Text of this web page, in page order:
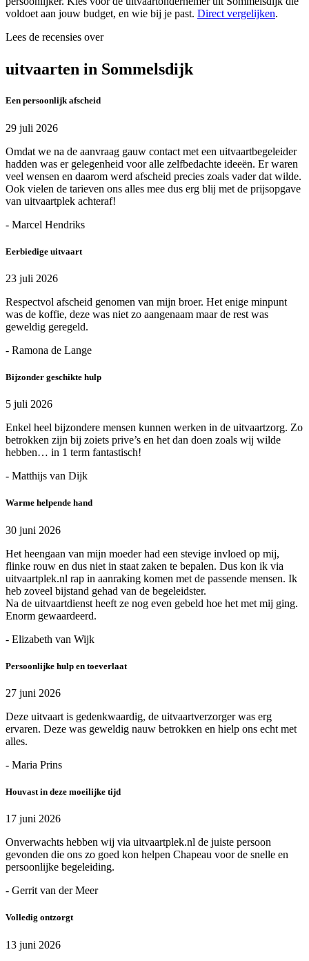
voldoet aan jouw budget, en wie bij je past. Direct vergelijken.
Lees de recensies over
uitvaarten in Sommelsdijk
Een persoonlijk afscheid
29 juli 2026
Omdat we na de aanvraag gauw contact met een uitvaartbegeleider
hadden was er gelegenheid voor alle zelfbedachte ideeën. Er waren
veel wensen en daarom werd afscheid precies zoals vader dat wilde.
Ook vielen de tarieven ons alles mee dus erg blij met de prijsopgave
van uitvaartplek achteraf!
- Marcel Hendriks
Eerbiedige uitvaart
23 juli 2026
Respectvol afscheid genomen van mijn broer. Het enige minpunt
was de koffie, deze was niet zo aangenaam maar de rest was
geweldig geregeld.
- Ramona de Lange
Bijzonder geschikte hulp
5 juli 2026
Enkel heel bijzondere mensen kunnen werken in de uitvaartzorg. Zo
betrokken zijn bij zoiets prive’s en het dan doen zoals wij wilde
hebben… in 1 term fantastisch!
- Matthijs van Dijk
Warme helpende hand
30 juni 2026
Het heengaan van mijn moeder had een stevige invloed op mij,
flinke rouw en dus niet in staat zaken te bepalen. Dus kon ik via
uitvaartplek.nl rap in aanraking komen met de passende mensen. Ik
heb zoveel bijstand gehad van de begeleidster.
Na de uitvaartdienst heeft ze nog even gebeld hoe het met mij ging.
Enorm gewaardeerd.
- Elizabeth van Wijk
Persoonlijke hulp en toeverlaat
27 juni 2026
Deze uitvaart is gedenkwaardig, de uitvaartverzorger was erg
ervaren. Deze was geweldig nauw betrokken en hielp ons echt met
alles.
- Maria Prins
Houvast in deze moeilijke tijd
17 juni 2026
Onverwachts hebben wij via uitvaartplek.nl de juiste persoon
gevonden die ons zo goed kon helpen Chapeau voor de snelle en
persoonlijke begeleiding.
- Gerrit van der Meer
Volledig ontzorgt
13 juni 2026